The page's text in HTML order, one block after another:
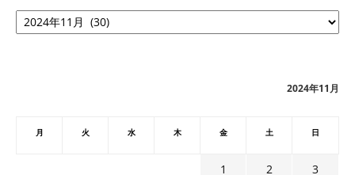
ア
ー
2024年11月
月 火 水 木 金 土 日
1 2
3